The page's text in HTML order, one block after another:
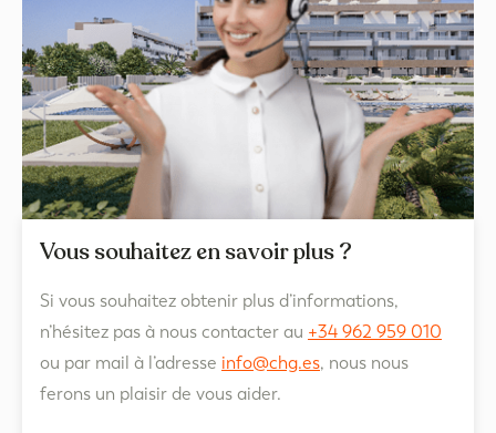
Vous souhaitez en savoir plus ?
Si vous souhaitez obtenir plus d’informations,
n’hésitez pas à nous contacter au +34 962 959 010
ou par mail à l’adresse info@chg.es, nous nous
ferons un plaisir de vous aider.